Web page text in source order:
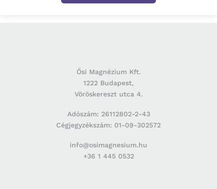
Ősi Magnézium Kft.
1222 Budapest,
Vöröskereszt utca 4.
Adószám: 26112802-2-43
Cégjegyzékszám: 01-09-302572
info@osimagnesium.hu
+36 1 445 0532